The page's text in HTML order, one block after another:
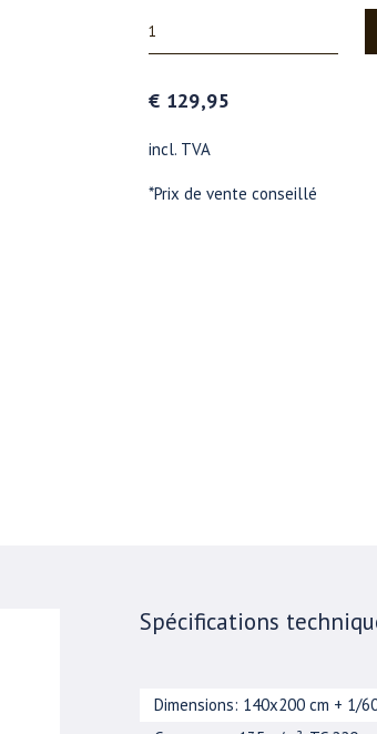
€ 129,95
incl. TVA
*Prix de vente conseillé
Spécifications
Dimensions: 140x200 cm + 1/